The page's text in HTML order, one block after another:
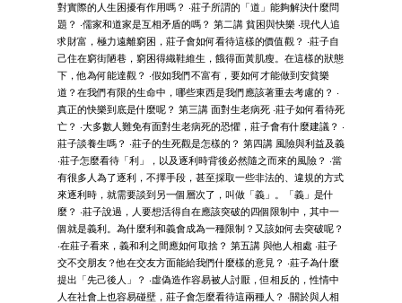
對實際的人生困擾有作用嗎？ ‧莊子所謂的「道」能夠解決什麼問
題？ ‧儒家和道家是互相矛盾的嗎？ 第二講 貧困與快樂 ‧現代人追
求財富，極力遠離窮困，莊子會如何看待這樣的價值觀？ ‧莊子自
己住在窮街陋巷，窮困得織鞋維生，餓得面黃肌瘦。在這樣的狀態
下，他為何能達觀？ ‧假如我們不富有，要如何才能做到安貧樂
道？在我們有限的生命中，哪些東西是我們應該著重去考慮的？ ‧
真正的快樂到底是什麼呢？ 第三講 面對生老病死 ‧莊子如何看待死
亡？ ‧大多數人難免有面對生老病死的恐懼，莊子會有什麼建議？ ‧
莊子談養生嗎？ ‧莊子的生死觀是怎樣的？ 第四講 風險與利益及義
‧莊子怎麼看待「利」，以及逐利時背後必然隨之而來的風險？ ‧當
有很多人為了逐利，不擇手段，甚至採取一些非法的、違規的方式
來逐利時，就需要談到另一個層次了，叫做「義」。「義」是什
麼？ ‧莊子說過，人要想活得自在應該突破的四個限制中，其中一
個就是義利。為什麼利和義會成為一種限制？又該如何去突破呢？
‧在莊子看來，義和利之間應如何取捨？ 第五講 與他人相處 ‧莊子
交不交朋友？他在交友方面能給我們什麼樣的意見？ ‧莊子為什麼
提出「先己後人」？ ‧虛偽造作容易被人討厭，但相反的，性情中
人在社會上也容易碰壁，莊子會怎麼看待這兩種人？ ‧關於與人相